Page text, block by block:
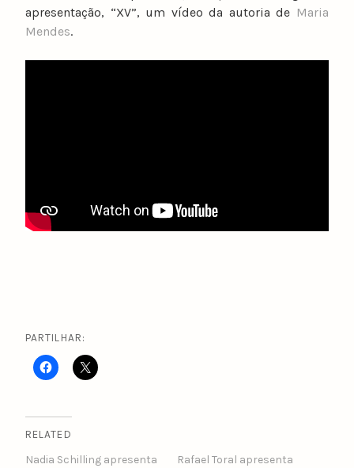
apresentação, “XV”, um vídeo da autoria de Maria
Mendes.
PARTILHAR:
RELATED
Nadia Schilling apresenta
Rafael Toral apresenta